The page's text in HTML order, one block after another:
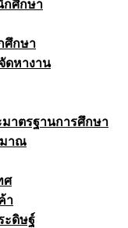
กศึกษา
ศึกษา
ดหางาน
าตรฐานการศึกษา
มาณ
ศ
า
ะดิษฐ์